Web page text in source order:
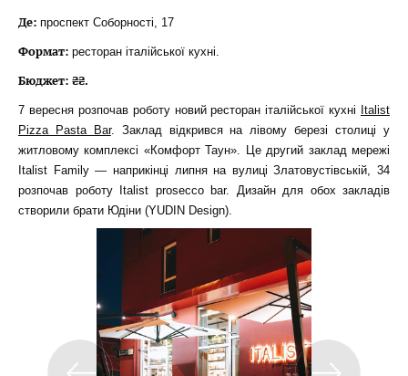
Де: проспект Соборності, 17
Формат: ресторан італійської кухні.
Бюджет: ₴₴.
7 вересня розпочав роботу новий ресторан італійської кухні
Italist
Pizza Pasta Bar. Заклад відкрився на лівому березі столиці у
житловому комплексі «Комфорт Таун». Це другий заклад мережі
Italist Family — наприкінці липня на вулиці Златовустівській, 34
розпочав роботу Italist prosecco bar. Дизайн для обох закладів
створили брати Юдіни (YUDIN Design).